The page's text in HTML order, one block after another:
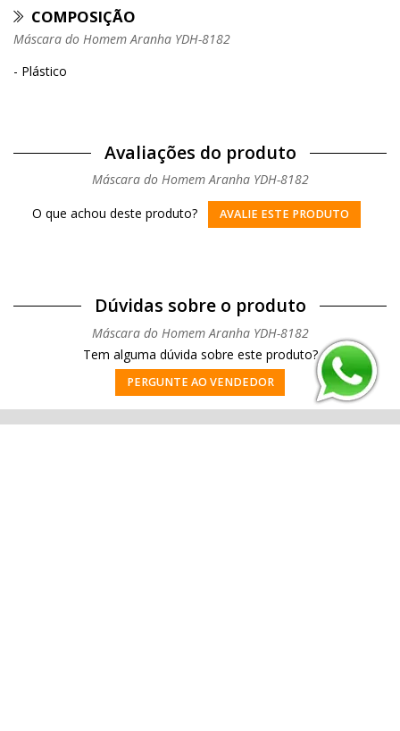
COMPOSIÇÃO
Máscara do Homem Aranha YDH-8182
- Plástico
Avaliações do produto
Máscara do Homem Aranha YDH-8182
O que achou deste produto?
AVALIE ESTE PRODUTO
Dúvidas sobre o produto
Máscara do Homem Aranha YDH-8182
Tem alguma dúvida sobre este produto?
PERGUNTE AO VENDEDOR